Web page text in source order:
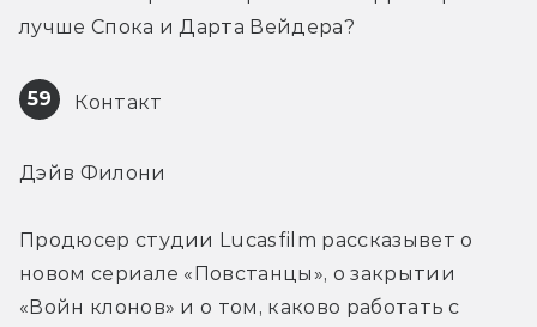
лучше Спока и Дарта Вейдера?
59 Контакт
Дэйв Филони
Продюсер студии Lucasfilm рассказывет о
новом сериале «Повстанцы», о закрытии
«Войн клонов» и о том, каково работать с